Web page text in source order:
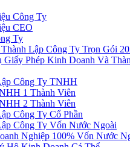
Công Ty
CEO
Ty
Lập Công Ty Trọn Gói
Giấy Phép Kinh Doanh Và
Công Ty TNHH
1 Thành Viên
2 Thành Viên
Công Ty Cổ Phần
Công Ty Vốn Nước Ngoài
Nghiệp 100% Vốn Nước